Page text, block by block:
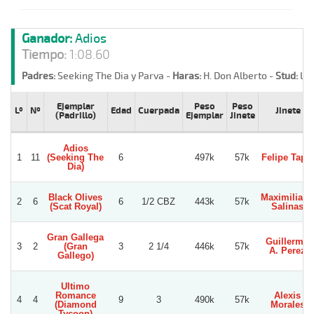
Ganador:Adios
Tiempo:1:08.60
Padres:Seeking The Dia y Parva - Haras: H. Don Alberto -Stud: La
Lº Nº
Ejemplar
(Padrillo)
Edad Cuerpada
Peso
Ejemplar
Peso
Jinete
Jinete
1 11
Adios
(Seeking The
Dia)
6 497k 57k Felipe Tapia
2 6
Black Olives
(Scat Royal)
6 1/2 CBZ 443k 57k
Maximiliano
Salinas
3 2
Gran Gallega
(Gran
Gallego)
3 2 1/4 446k 57k
Guillermo
A. Perez
4 4
Ultimo
Romance
(Diamond
9 3 490k 57k
Alexis
Morales